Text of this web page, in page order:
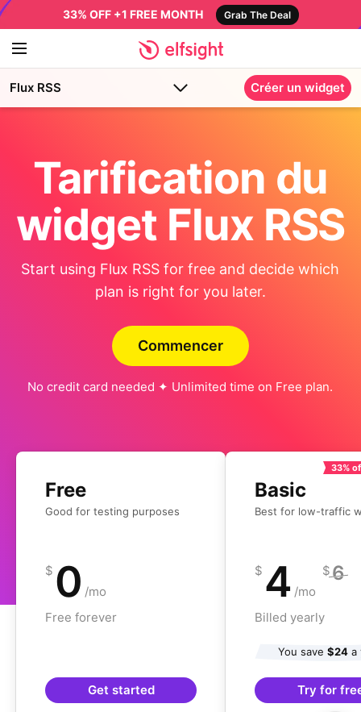
33% OFF +1 FREE MONTH Grab The Deal
Flux RSS Créer un widget
Tarification du
widget Flux RSS
Start using Flux RSS for free and decide which
plan is right for you later.
Commencer
No credit card needed ✦ Unlimited time on Free plan.
Free
Good for testing purposes
$ 0 /mo
Free forever
Get started
Basic
Best for low-traffic
33%
$ 4 /mo
$6
Billed yearly
You save $24a
Try for